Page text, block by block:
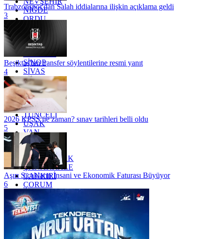
NİĞDE
ORDU
OSMANİYE
RİZE
SAKARYA
SİNOP
SİVAS
SİİRT
TEKİRDAĞ
TOKAT
TRABZON
TUNCELİ
UŞAK
VAN
YALOVA
YOZGAT
ZONGULDAK
ÇANAKKALE
ÇANKIRI
ÇORUM
İSTANBUL
İZMİR
ŞANLIURFA
ŞIRNAK
Trabzonspor'dan Salah iddialarına ilişkin açıklama geldi
3
Beşiktaş'tan transfer söylentilerine resmi yanıt
4
2026 KPSS ne zaman? sınav tarihleri belli oldu
5
Aşırı Sıcakların İnsani ve Ekonomik Faturası Büyüyor
6